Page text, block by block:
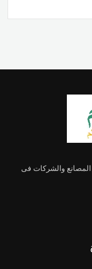
والشركات فى